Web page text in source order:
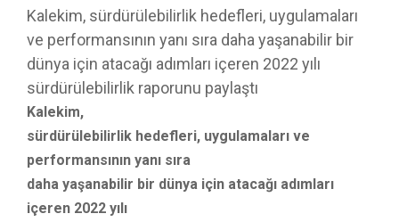
Kalekim, sürdürülebilirlik hedefleri, uygulamaları
ve performansının yanı sıra daha yaşanabilir bir
dünya için atacağı adımları içeren 2022 yılı
sürdürülebilirlik raporunu paylaştı
Kalekim,
sürdürülebilirlik hedefleri, uygulamaları ve
performansının yanı sıra
daha yaşanabilir bir dünya için atacağı adımları
içeren 2022 yılı